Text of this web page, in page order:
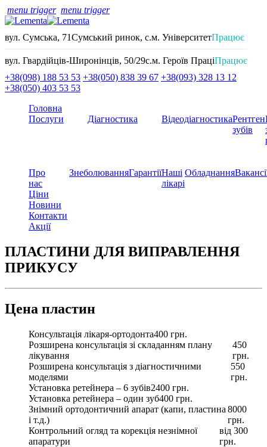
menu trigger menu trigger
вул. Сумська, 71Сумський ринок, с.м. УніверситетПрацює
вул. Гвардійців-Широнінців, 50/29с.м. Героїв ПраціПрацює
+38(098) 188 53 53 +38(050) 838 39 67 +38(093) 328 13 12
+38(050) 403 53 53
Головна
Послуги
Діагностика ВідеодіагностикаРентген
зубів
Про
нас
ЗнеболюванняГарантіїНаші
лікарі
Обладнання
Ціни
Новини
Контакти
Акції
ПЛАСТИНИ ДЛЯ ВИПРАВЛЕННЯ
ПРИКУСУ
Цена пластин
Консультація лікаря-ортодонта400 грн.
Розширена консультація зі складанням плану
лікування
450
грн.
Розширена консультація з діагностичними
моделями
550
грн.
Установка ретейнера – 6 зубів2400 грн.
Установка ретейнера – один зуб400 грн.
Знімний ортодонтичний апарат (капи, пластина
і т.д.)
8000
грн.
Контрольний огляд та корекція незнімної
апаратури
від 300
грн.